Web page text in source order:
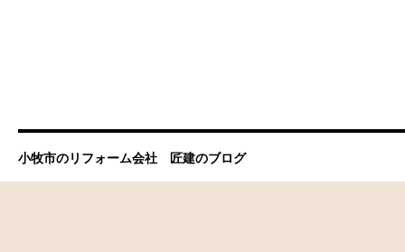
小牧市のリフォーム会社 匠建のブログ